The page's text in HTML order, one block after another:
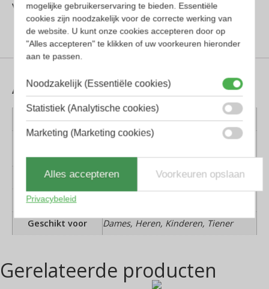
verstelbare inclinatiehoek
Aanvullende informatie
Kleur montuur
Grijs, Transparant
Montuur
materiaal
Kunststof
Lens materiaal
Kunststof
Pasvorm
Geschikt voor
Dames, Heren, Kinderen, Tiener
Gerelateerde producten
mogelijke gebruikerservaring te bieden. Essentiële
cookies zijn noodzakelijk voor de correcte werking van
de website. U kunt onze cookies accepteren door op
"Alles accepteren" te klikken of uw voorkeuren hieronder
aan te passen.
Noodzakelijk (Essentiële cookies)
Statistiek (Analytische cookies)
Marketing (Marketing cookies)
Alles accepteren Voorkeuren opslaan
Privacybeleid